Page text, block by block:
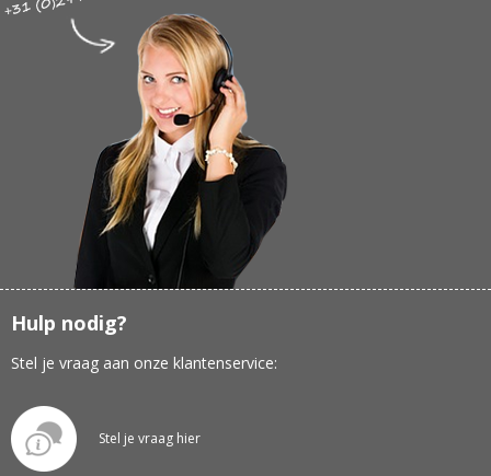
Hulp nodig?
Stel je vraag aan onze klantenservice:
Stel je vraag hier